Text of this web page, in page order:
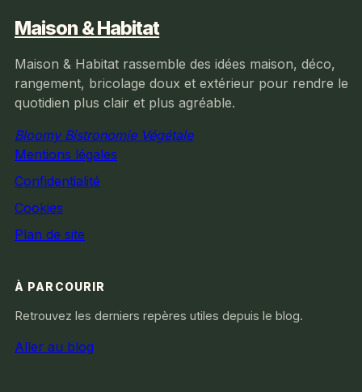
Maison & Habitat
Maison & Habitat rassemble des idées maison, déco,
rangement, bricolage doux et extérieur pour rendre le
quotidien plus clair et plus agréable.
Bloomy Bistronomie Végétale
Mentions légales
Confidentialité
Cookies
Plan de site
À PARCOURIR
Retrouvez les derniers repères utiles depuis le blog.
Aller au blog